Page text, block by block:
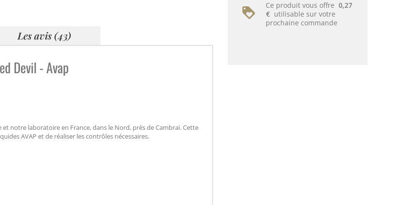
Les avis (43)
Devil - Avap
notre laboratoire en France, dans le Nord, près de Cambrai. Cette
AVAP et de réaliser les contrôles nécessaires.
Ce produit vous offre 0,27
€ utilisable sur votre
prochaine commande